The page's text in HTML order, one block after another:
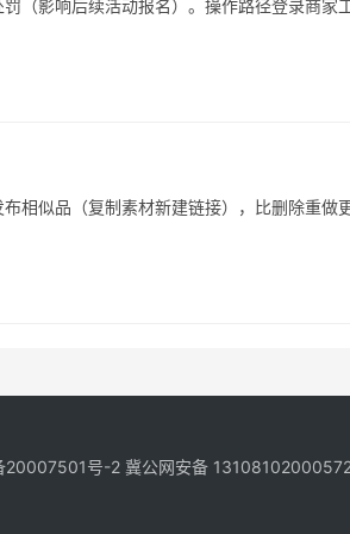
（影响后续活动报名）。操作路径登录商家
相似品（复制素材新建链接），比删除重做更
20007501号-2 冀公网安备